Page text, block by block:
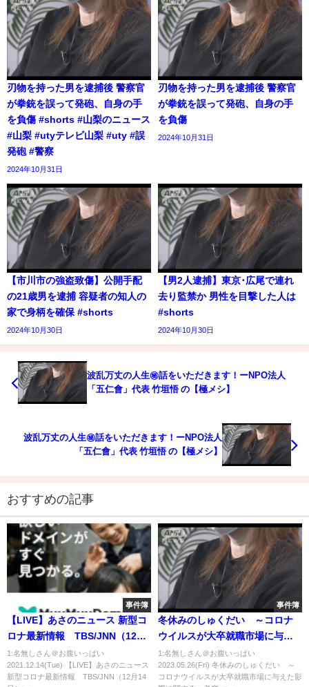
刃物を持った男を逮捕後 警察官
が拳銃を誤って発砲、自身の手
を負傷 #shorts #山梨のニュース
#山梨 #utyテレビ山梨 #uty #誤
発砲 #警察
2024年10月31日
刃物を持った男を逮捕後 警察官
が拳銃を誤って発砲、自身の手
を負傷
2024年10月31日
【市川市の強盗致傷】公開手配
の21歳男を逮捕 容疑者の知人の
家で身柄を確保 #shorts
2024年10月30日
【男2人逮捕】東京･広尾で連れ
去り監禁か 男性を目撃した人は
#shorts
2024年10月30日
波乱万丈の人生㊙話をいただきます！ーNPO法人
「五仁會」代表 竹垣悟 の【極メシ】
波乱万丈の人生㊙話をいただきます！ーNPO法人
「五仁會」代表 竹垣悟 の【極メシ】
おすすめの記事
事件簿
【LIVE】あさのニュース 新型コ
ロナ最新情報 TBS/JNN（12月
14日）
1:名無しさん＠お腹いっぱい
2021.12.14(Tue) 【LIVE】あさのニュース
新型コロナ最新情報 TBS/JNN（12月14
事件簿
冬休みのしゅくだい ～コロナ
ウイルスが大卒就職市場に与え
た影響に関する一考察～
1:名無しさん＠お腹いっぱい
2023.05.26(Fri) 冬休みのしゅくだい ～
コロナウイルスが大卒就職市場に与えた影